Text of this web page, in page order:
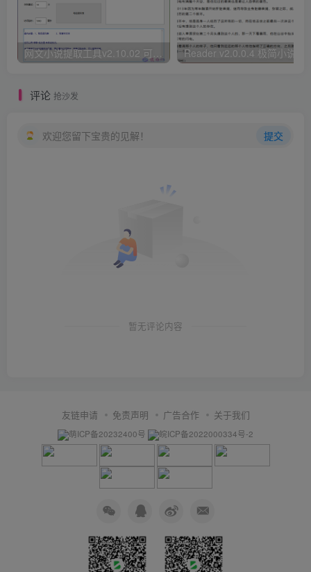
评论 抢沙发
欢迎您留下宝贵的见解！ 提交
暂无评论内容
友链申请 免责声明 广告合作 关于我们
萌ICP备20232400号 皖ICP备2022000334号-2